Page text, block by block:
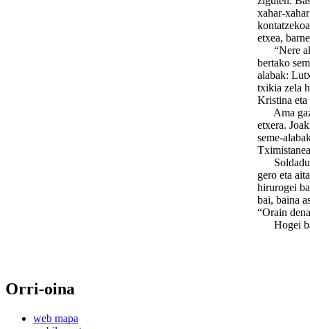
xahar-
etxea,
“Nere
bertako
alabak:
txikia zela
Kristina eta
Ama
etxera.
seme-
gero eta
hirurogei
bai, baina
“Orain
Hogei bat
Orri-oina
web mapa